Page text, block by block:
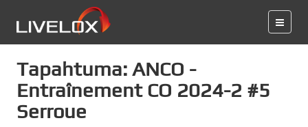
Tapahtuma: ANCO -
Entraînement CO 2024-2 #5
Serroue